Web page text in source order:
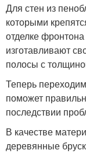
Для стен из
которыми
отделке
изготавливают
полосы с
Теперь
поможет
последствии
В качестве
деревянные